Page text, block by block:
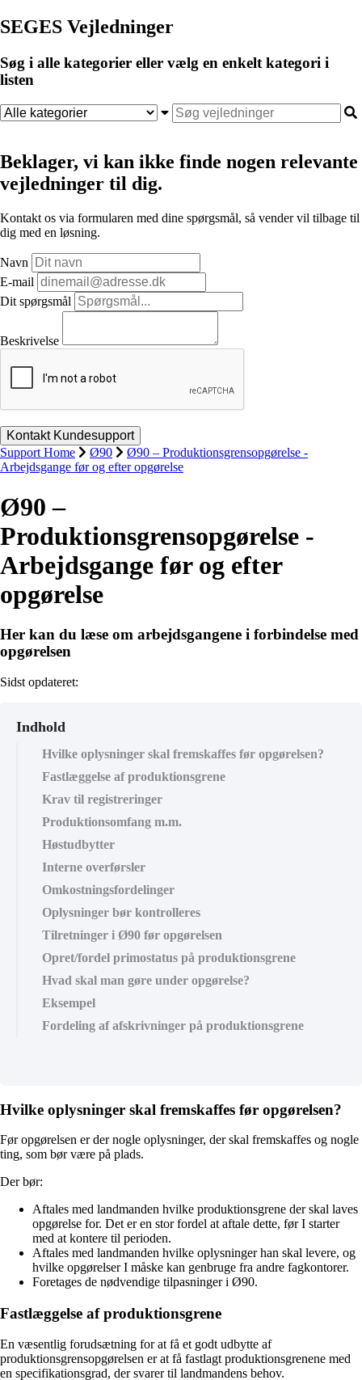
SEGES Vejledninger
Søg i alle kategorier eller vælg en enkelt kategori i
listen
Beklager, vi kan ikke finde nogen relevante
vejledninger til dig.
Kontakt os via formularen med dine spørgsmål, så vender vil tilbage til
dig med en løsning.
Navn
E-mail
Dit spørgsmål
Beskrivelse
Support Home Ø90
Ø90 – Produktionsgrensopgørelse -
Arbejdsgange før og efter opgørelse
Ø90 –
Produktionsgrensopgørelse -
Arbejdsgange før og efter
opgørelse
Her kan du læse om arbejdsgangene i forbindelse med
opgørelsen
Sidst opdateret:
Indhold
Hvilke oplysninger skal fremskaffes før opgørelsen?
Fastlæggelse af produktionsgrene
Krav til registreringer
Produktionsomfang m.m.
Høstudbytter
Interne overførsler
Omkostningsfordelinger
Oplysninger bør kontrolleres
Tilretninger i Ø90 før opgørelsen
Opret/fordel primostatus på produktionsgrene
Hvad skal man gøre under opgørelse?
Eksempel
Fordeling af afskrivninger på produktionsgrene
Hvilke oplysninger skal fremskaffes før opgørelsen?
Før opgørelsen er der nogle oplysninger, der skal fremskaffes og nogle
ting, som bør være på plads.
Der bør:
Aftales med landmanden hvilke produktionsgrene der skal laves
opgørelse for. Det er en stor fordel at aftale dette, før I starter
med at kontere til perioden.
Aftales med landmanden hvilke oplysninger han skal levere, og
hvilke opgørelser I måske kan genbruge fra andre fagkontorer.
Foretages de nødvendige tilpasninger i Ø90.
Fastlæggelse af produktionsgrene
En væsentlig forudsætning for at få et godt udbytte af
produktionsgrensopgørelsen er at få fastlagt produktionsgrenene med
en specifikationsgrad, der svarer til landmandens behov.